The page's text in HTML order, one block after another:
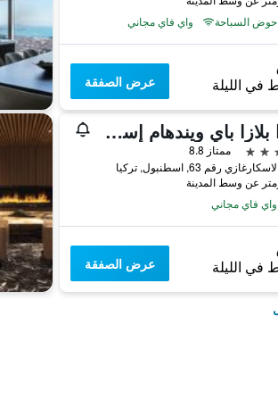
حوض السباحة
واي فاي مجاني
في الليلة عرض الصفقة
رمادا بلازا باي ويندهام إسطنبول سيتي سنتر
ممتاز 8.8
رقم 63, اسطنبول, تركيا
واي فاي مجاني
في الليلة عرض الصفقة